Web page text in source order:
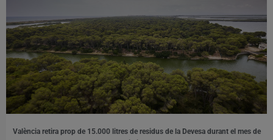
València retira prop de 15.000 litres de residus de la Devesa durant el mes de